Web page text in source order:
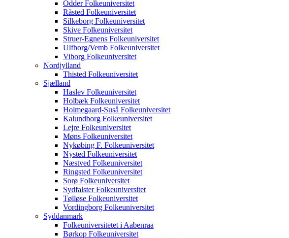
Odder Folkeuniversitet
Råsted Folkeuniversitet
Silkeborg Folkeuniversitet
Skive Folkeuniversitet
Struer-Egnens Folkeuniversitet
Ulfborg/Vemb Folkeuniversitet
Viborg Folkeuniversitet
Nordjylland
Thisted Folkeuniversitet
Sjælland
Haslev Folkeuniversitet
Holbæk Folkeuniversitet
Holmegaard-Suså Folkeuniversitet
Kalundborg Folkeuniversitet
Lejre Folkeuniversitet
Møns Folkeuniversitet
Nykøbing F. Folkeuniversitet
Nysted Folkeuniversitet
Næstved Folkeuniversitet
Ringsted Folkeuniversitet
Sorø Folkeuniversitet
Sydfalster Folkeuniversitet
Tølløse Folkeuniversitet
Vordingborg Folkeuniversitet
Syddanmark
Folkeuniversitetet i Aabenraa
Børkop Folkeuniversitet